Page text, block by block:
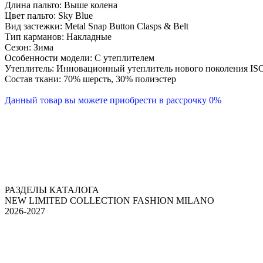
Длина пальто: Выше колена
Цвет пальто: Sky Blue
Вид застежки: Metal Snap Button Clasps & Belt
Тип карманов: Накладные
Сезон: Зима
Особенности модели: С утеплителем
Утеплитель: Инновационный утеплитель нового поколения
Состав ткани: 70% шерсть, 30% полиэстер
Данный товар вы можете приобрести в рассрочку 0%
РАЗДЕЛЫ КАТАЛОГА
NEW LIMITED COLLECTION FASHION MILANO
2026-2027